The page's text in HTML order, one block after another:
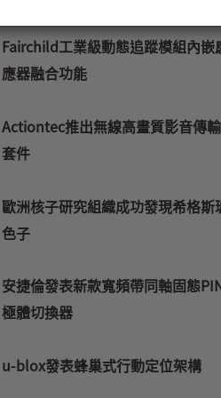
Fairchild工業級動態追蹤模組內嵌
應器融合功能
Actiontec推出無線高畫質影音傳
套件
歐洲核子研究組織成功發現希格斯
色子
安捷倫發表新款寬頻帶同軸固態
極體切換器
u-blox發表蜂巢式行動定位架構
您
的
E-